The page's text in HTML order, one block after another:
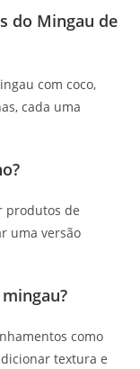
do Mingau de
com coco,
cada uma
produtos de
uma versão
como
textura e